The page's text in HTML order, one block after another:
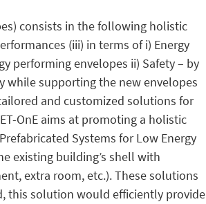
consists in the following holistic
(iii) in terms of i) Energy
performing envelopes ii) Safety – by
while supporting the new envelopes
and customized solutions for
OnE aims at promoting a holistic
Systems for Low Energy
existing building’s shell with
extra room, etc.). These solutions
this solution would efficiently provide